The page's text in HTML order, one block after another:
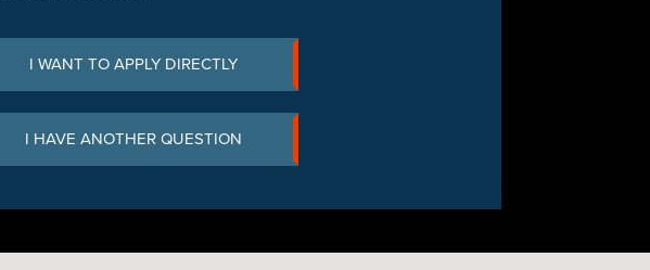
I WANT TO APPLY DIRECTLY
I HAVE ANOTHER QUESTION